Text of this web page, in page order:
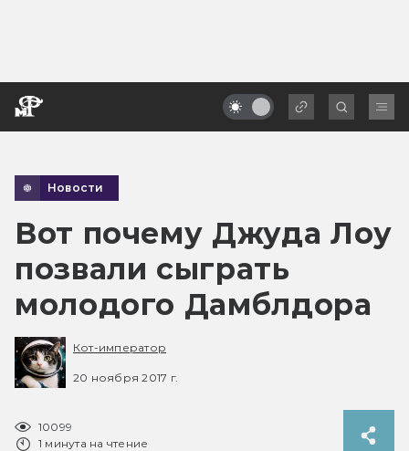
Новости
Вот почему Джуда Лоу
позвали сыграть
молодого Дамблдора
Кот-император
20 ноября 2017 г.
10099
1 минута на чтение